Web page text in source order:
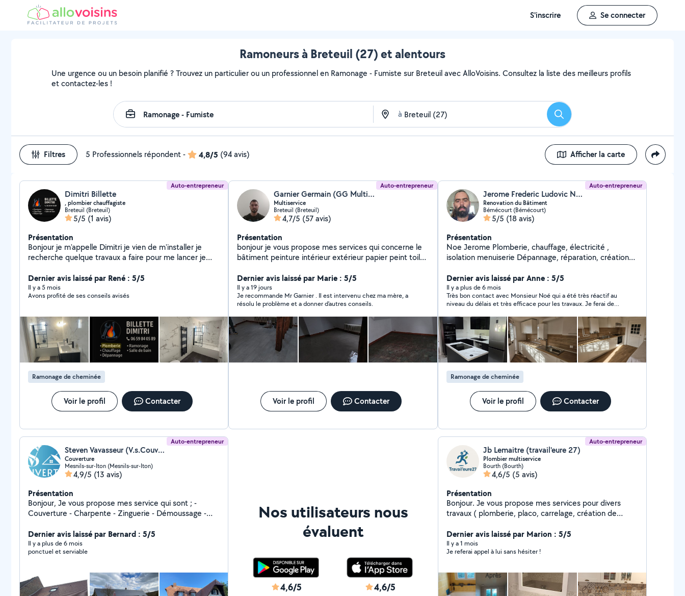
S'inscrire Se connecter
Ramoneurs à Breteuil (27) et alentours
Une urgence ou un besoin planifié ? Trouvez un particulier ou un professionnel en Ramonage - Fumiste sur Breteuil avec AlloVoisins. Consultez la liste des meilleurs profils
et contactez-les !
à Rechercher
Filtres 5 Professionnels répondent- 4,8/5 (94 avis) Afficher la carte
Auto-entrepreneur
Dimitri Billette
, plombier chauffagiste
Breteuil (Breteuil)
5/5 (1 avis)
Présentation
Bonjour je m'appelle Dimitri je vien de m'installer je
recherche quelque travaux a faire pour me lancer je
comme vous le souhaiter dépannage fuite ect
Dernier avis laissé par René : 5/5
Il y a 5 mois
Avons profité de ses conseils avisés
Ramonage de cheminée
Voir le profil Contacter
Auto-entrepreneur
Garnier Germain (GG Multiservice)
Multiservice
Breteuil (Breteuil)
4,7/5 (57 avis)
Présentation
bonjour je vous propose mes services qui concerne le
bâtiment peinture intérieur extérieur papier peint toile
mes services aussi pour jardinage ou déménagement
évacuer des déchets
Dernier avis laissé par Marie : 5/5
Il y a 19 jours
Je recommande Mr Garnier . Il est intervenu chez ma mère, a
résolu le problème et a donner d’autres conseils.
Voir le profil Contacter
Auto-entrepreneur
Jerome Frederic Ludovic Noe (JEROME NOE)
Renovation du Bâtiment
Bémécourt (Bémécourt)
5/5 (18 avis)
Présentation
Noe Jerome Plomberie, chauffage, électricité ,
isolation menuiserie Dépannage, réparation, création
Dernier avis laissé par Anne : 5/5
Il y a plus de 6 mois
Très bon contact avec Monsieur Noé qui a été très réactif au
niveau du délais et très efficace pour les travaux. Je ferai de
Ramonage de cheminée
Voir le profil Contacter
Auto-entrepreneur
Steven Vavasseur (V.s.Couverture)
Couverture
Mesnils-sur-Iton (Mesnils-sur-Iton)
4,9/5 (13 avis)
Présentation
Bonjour, Je vous propose mes service qui sont ; -
Couverture - Charpente - Zinguerie - Démoussage -
d'une garanti décennale V.s.Couverture
Dernier avis laissé par Bernard : 5/5
Il y a plus de 6 mois
ponctuel et serviable
Nos utilisateurs nous
évaluent
4,6/5 4,6/5
Auto-entrepreneur
Jb Lemaitre (travail'eure 27)
Plombier multiservice
Bourth (Bourth)
4,6/5 (5 avis)
Présentation
Bonjour. Je vous propose mes services pour divers
travaux ( plomberie, placo, carrelage, création de
votre disposition pour tout renseignement.
Cordialement travail'eure 27
Dernier avis laissé par Marion : 5/5
Il y a 1 mois
Je referai appel à lui sans hésiter !